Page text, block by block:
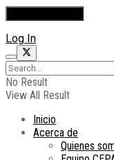
Log In
No Result
View All Result
Inicio
Acerca de
Quienes